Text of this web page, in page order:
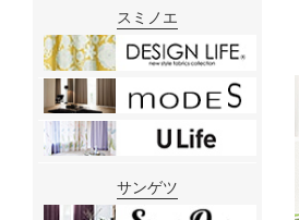
スミノエ
サンゲツ